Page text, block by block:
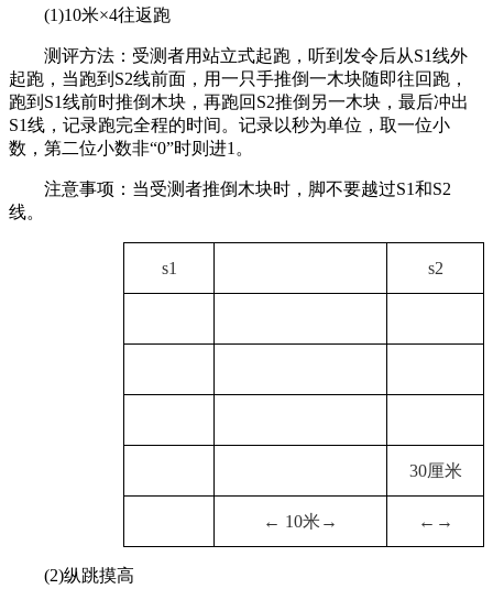
(1)10米×4往返跑
测评方法：受测者用站立式起跑，听到发令后从S1线外
起跑，当跑到S2线前面，用一只手推倒一木块随即往回跑，
跑到S1线前时推倒木块，再跑回S2推倒另一木块，最后冲出
S1线，记录跑完全程的时间。记录以秒为单位，取一位小
数，第二位小数非“0”时则进1。
注意事项：当受测者推倒木块时，脚不要越过S1和S2
线。
s1 s2
30厘米
← 10米→ ←→
(2)纵跳摸高